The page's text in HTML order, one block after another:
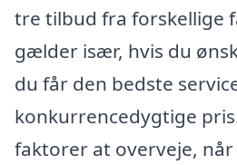
tre tilbud fra forskellige
gælder især, hvis du
du får den bedste
konkurrencedygtige
faktorer at overveje,